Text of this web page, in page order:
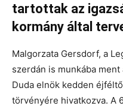
tartottak az
kormány által
Malgorzata Gersdorf, a
szerdán is munkába
Duda elnök kedden
törvényére hivatkozva. A